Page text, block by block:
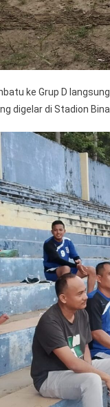
ke Grup D
digelar di Stadion